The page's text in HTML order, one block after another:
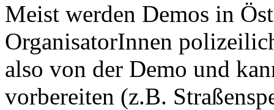
Meist werden Demos in
OrganisatorInnen
also von der Demo und
vorbereiten (z.B.